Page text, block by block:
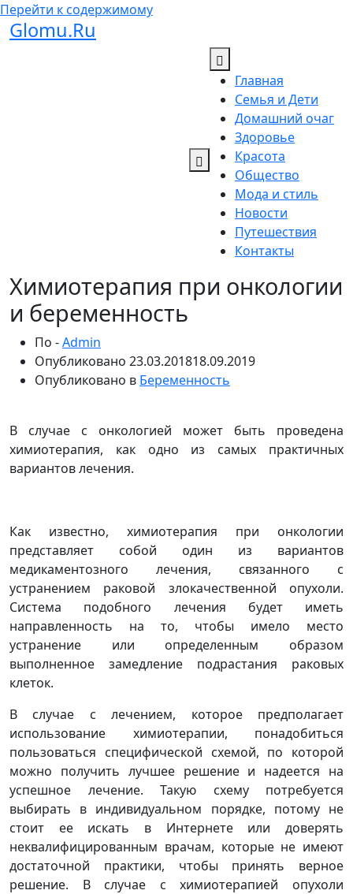
Перейти к содержимому
Glomu.Ru
Главная
Семья и Дети
Домашний очаг
Здоровье
Красота
Общество
Мода и стиль
Новости
Путешествия
Контакты
Химиотерапия при онкологии
и беременность
По -Admin
Опубликовано 23.03.201818.09.2019
Опубликовано в Беременность
В случае с онкологией может быть проведена
химиотерапия, как одно из самых практичных
вариантов лечения.
Как известно, химиотерапия при онкологии
представляет собой один из вариантов
медикаментозного лечения, связанного с
устранением раковой злокачественной опухоли.
Система подобного лечения будет иметь
направленность на то, чтобы имело место
устранение или определенным образом
выполненное замедление подрастания раковых
клеток.
В случае с лечением, которое предполагает
использование химиотерапии, понадобиться
пользоваться специфической схемой, по которой
можно получить лучшее решение и надеется на
успешное лечение. Такую схему потребуется
выбирать в индивидуальном порядке, потому не
стоит ее искать в Интернете или доверять
неквалифицированным врачам, которые не имеют
достаточной практики, чтобы принять верное
решение. В случае с химиотерапией опухоли